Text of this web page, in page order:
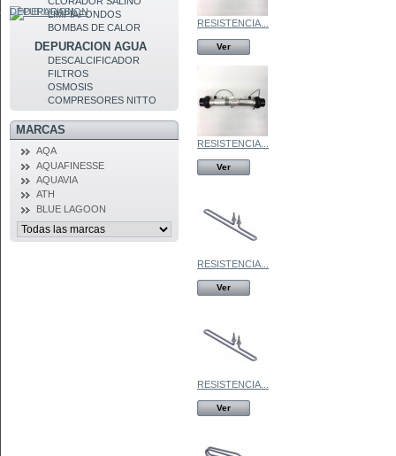
DEPURACIONLIMPIAFONDOS
BOMBAS DE CALOR
DEPURACION AGUA
DESCALCIFICADOR
FILTROS
OSMOSIS
COMPRESORES NITTO
MARCAS
AQA
AQUAFINESSE
AQUAVIA
ATH
BLUE LAGOON
RESISTENCIA...
Ver
RESISTENCIA...
Ver
RESISTENCIA...
Ver
RESISTENCIA...
Ver